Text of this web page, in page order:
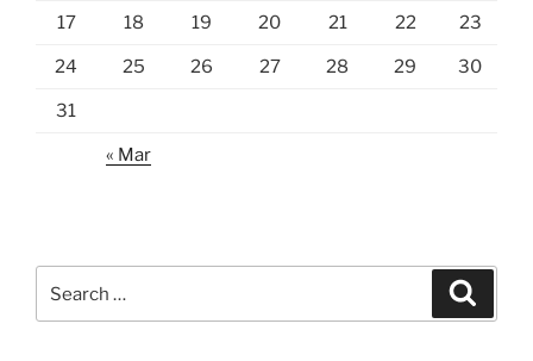
17 18 19 20 21 22 23
24 25 26 27 28 29 30
31
« Mar
for: